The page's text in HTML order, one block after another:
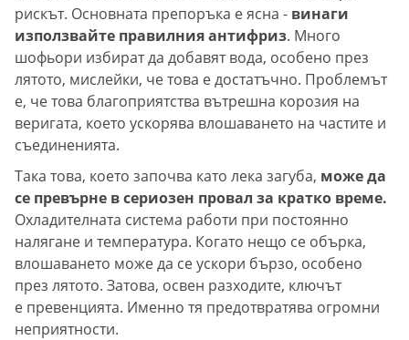
рискът. Основната препоръка е ясна - винаги
използвайте правилния антифриз. Много
шофьори избират да добавят вода, особено през
лятото, мислейки, че това е достатъчно. Проблемът
е, че това благоприятства вътрешна корозия на
веригата, което ускорява влошаването на частите и
съединенията.
Така това, което започва като лека загуба, може да
се превърне в сериозен провал за кратко време.
Охладителната система работи при постоянно
налягане и температура. Когато нещо се обърка,
влошаването може да се ускори бързо, особено
през лятото. Затова, освен разходите, ключът
е превенцията. Именно тя предотвратява огромни
неприятности.